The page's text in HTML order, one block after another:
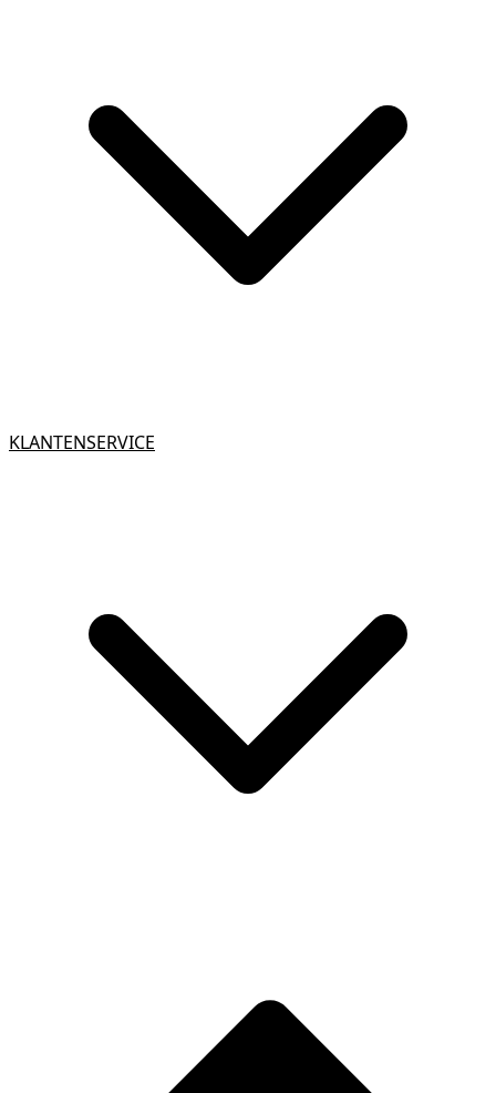
KLANTENSERVICE